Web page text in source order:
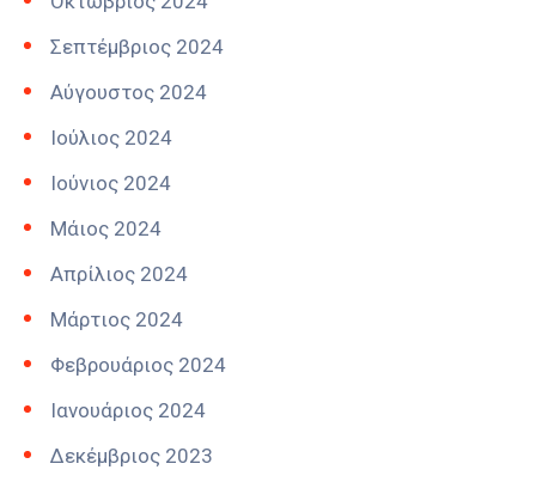
Σεπτέμβριος 2024
Αύγουστος 2024
Ιούλιος 2024
Ιούνιος 2024
Μάιος 2024
Απρίλιος 2024
Μάρτιος 2024
Φεβρουάριος 2024
Ιανουάριος 2024
Δεκέμβριος 2023